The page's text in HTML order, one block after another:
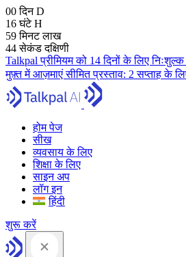
00 दिनD
16 घंटेH
59 मिनटलाख
43 सेकंडदक्षिणी
Talkpal प्रीमियम को 14 दिनों के लिए
मुफ़्त में आज़माएंसीमित प्रस्ताव: 2 सप्ताह के
होम पेज
सीख
व्यवसाय के लिए
शिक्षा के लिए
साइन अप
लॉग इन
हिंदी
शुरू करें